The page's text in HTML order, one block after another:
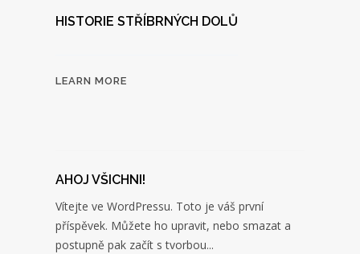
HISTORIE STŘÍBRNÝCH DOLŮ
LEARN MORE
AHOJ VŠICHNI!
Vítejte ve WordPressu. Toto je váš první
příspěvek. Můžete ho upravit, nebo smazat a
postupně pak začít s tvorbou...